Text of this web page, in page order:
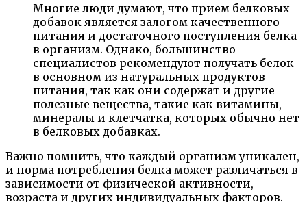
Многие люди думают, что прием белковых
добавок является залогом качественного
питания и достаточного поступления белка
в организм. Однако, большинство
специалистов рекомендуют получать белок
в основном из натуральных продуктов
питания, так как они содержат и другие
полезные вещества, такие как витамины,
минералы и клетчатка, которых обычно нет
в белковых добавках.
Важно помнить, что каждый организм уникален,
и норма потребления белка может различаться в
зависимости от физической активности,
возраста и других индивидуальных факторов.